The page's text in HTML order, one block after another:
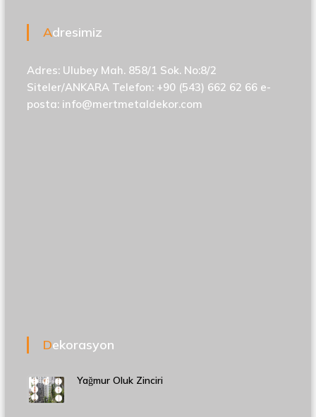
Adresimiz
Adres: Ulubey Mah. 858/1 Sok. No:8/2
Siteler/ANKARA Telefon: +90 (543) 662 62 66 e-
posta: info@mertmetaldekor.com
Dekorasyon
Yağmur Oluk Zinciri